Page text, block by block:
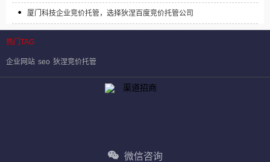
厦门科技企业竞价托管，选择狄涅百度竞价托管公司
热门TAG
企业网站 seo 狄涅竞价托管
微信咨询